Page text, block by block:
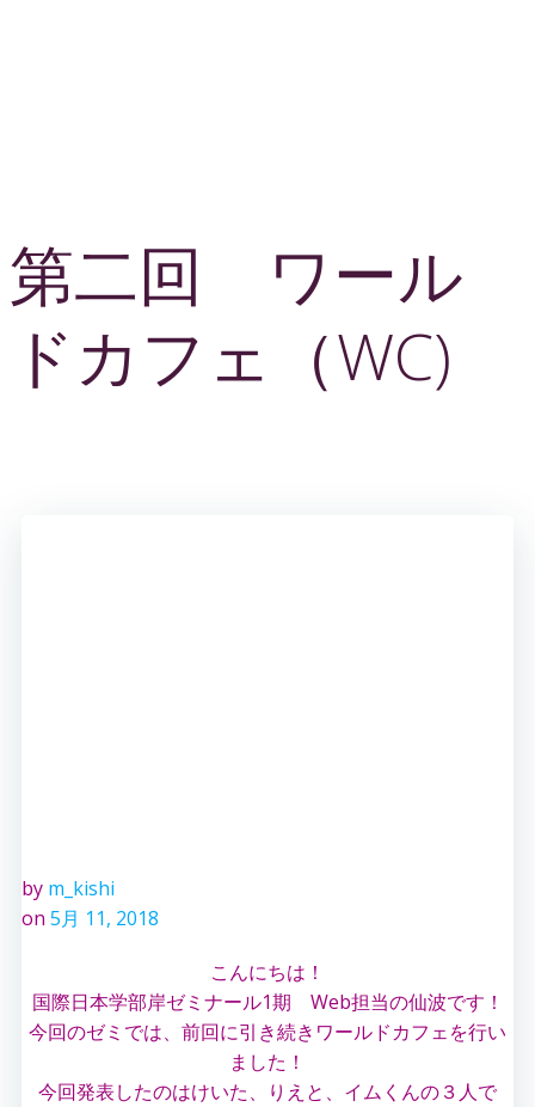
第二回 ワール
ドカフェ（WC)
by m_kishi
on 5月 11, 2018
こんにちは！
国際日本学部岸ゼミナール1期 Web担当の仙波です！
今回のゼミでは、前回に引き続きワールドカフェを行い
ました！
今回発表したのはけいた、りえと、イムくんの３人で